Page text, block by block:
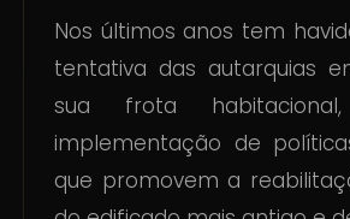
Nos últimos anos tem
tentativa das autarquias
sua frota
implementação de
que promovem a